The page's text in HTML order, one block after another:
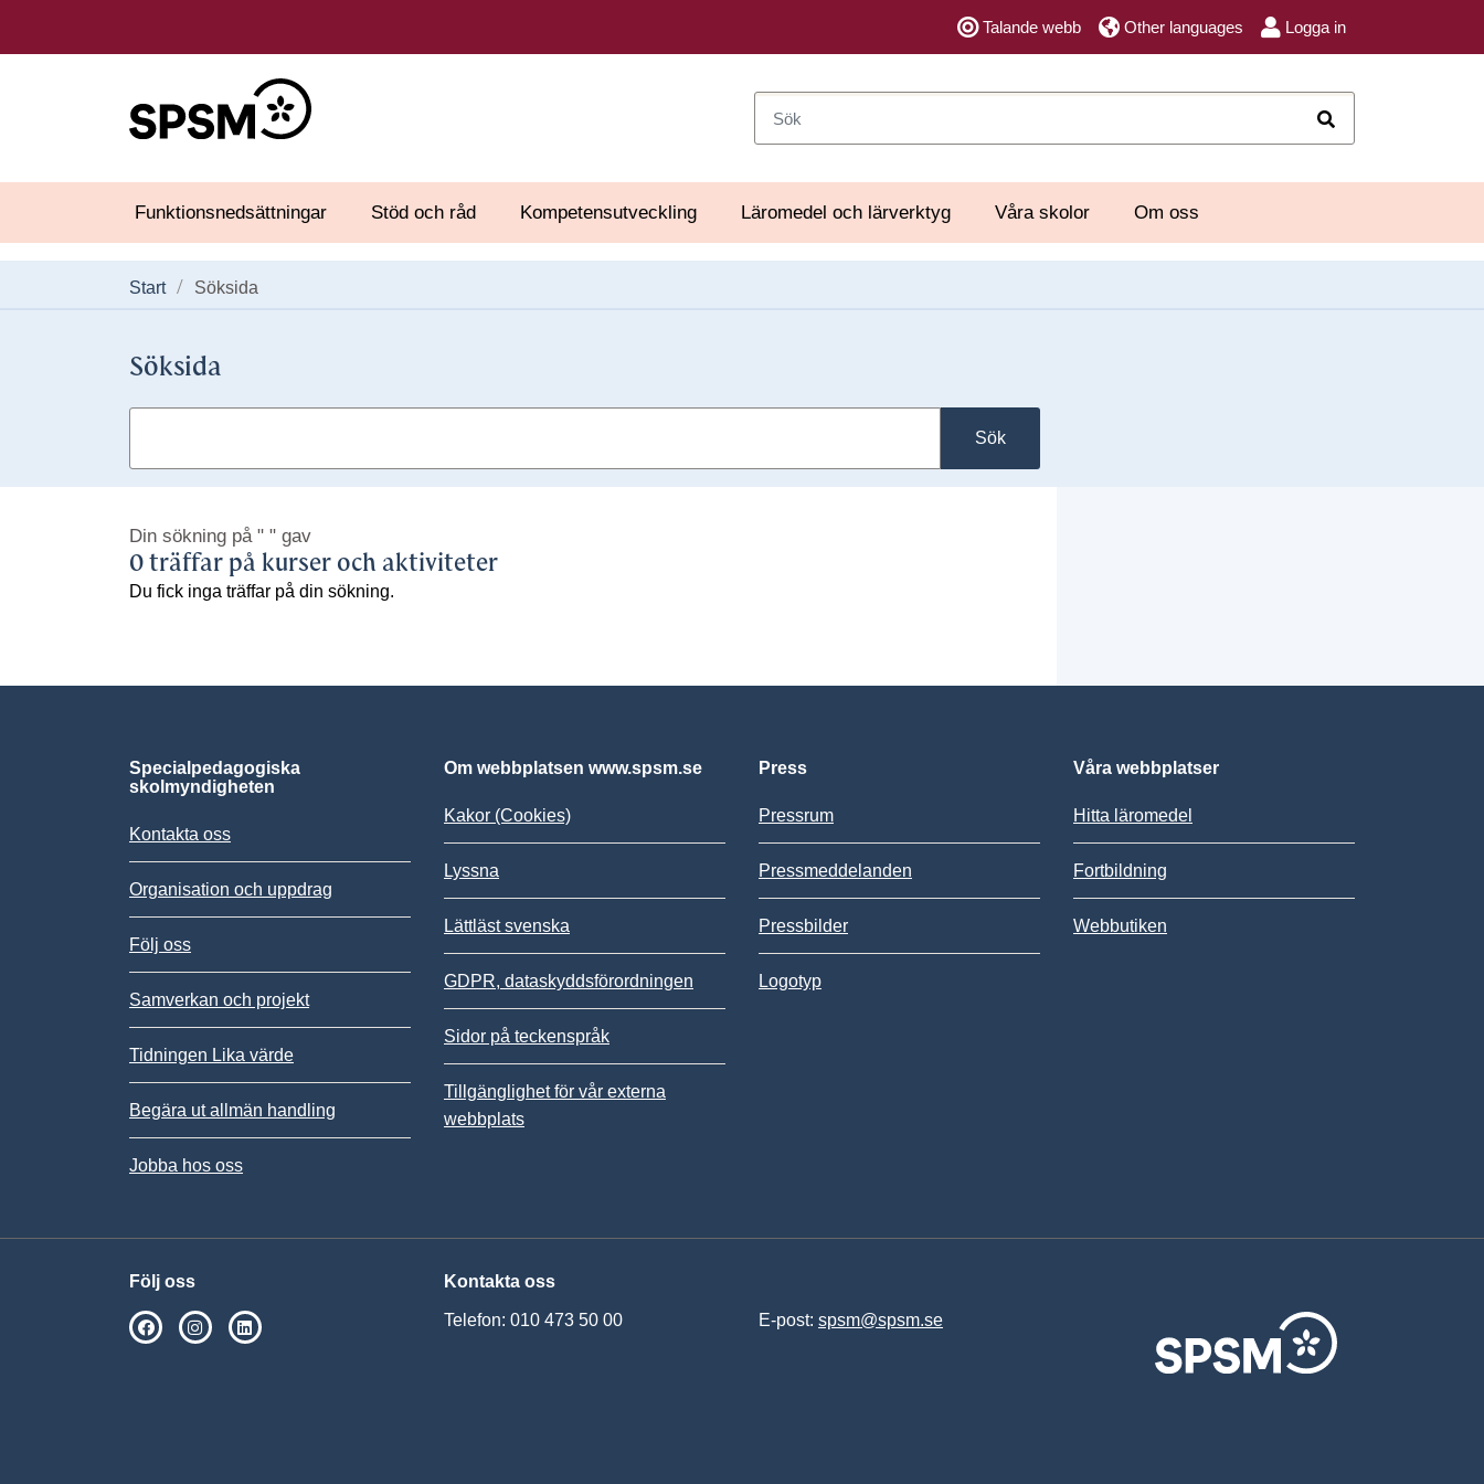
Talande webb Other languages Logga in
Funktionsnedsättningar Stöd och råd Kompetensutveckling Läromedel och lärverktyg Våra skolor Om oss
Start Söksida
Söksida
Sök
Din sökning på " " gav
0 träffar på kurser och aktiviteter
Du fick inga träffar på din sökning.
Specialpedagogiska
skolmyndigheten
Kontakta oss
Organisation och uppdrag
Följ oss
Samverkan och projekt
Tidningen Lika värde
Begära ut allmän handling
Jobba hos oss
Om webbplatsen www.spsm.se
Kakor (Cookies)
Lyssna
Lättläst svenska
GDPR, dataskyddsförordningen
Sidor på teckenspråk
Tillgänglighet för vår externa
webbplats
Press
Pressrum
Pressmeddelanden
Pressbilder
Logotyp
Våra webbplatser
Hitta läromedel
Fortbildning
Webbutiken
Följ oss
SPSM på Facebook
SPSM på Instagram
Kontakta oss
Telefon: 010 473 50 00 E-post: spsm@spsm.se